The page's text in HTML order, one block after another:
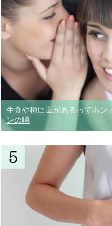
生食や種に毒があるってホン
ンの噂